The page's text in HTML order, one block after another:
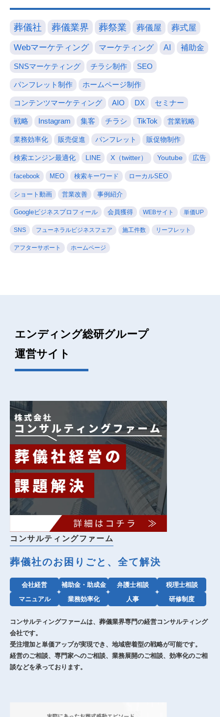
葬儀社 葬儀業界 葬祭業 葬儀屋 葬式屋
Webマーケティング マーケティング AI 補助金
SNSマーケティング チラシ制作 SEO
パンフレット制作 ホームページ制作
コンテンツマーケティング AIO DX セミナー
戦略 Instagram 集客 チラシ TikTok 営業戦略
業務効率化 販売促進 パンフレット 販促物制作
検索エンジン最適化 LINE X（twitter） Youtube 広告
facebook MEO 検索キーワード ローカルSEO
ショート動画 営業改善 事例紹介
Googleビジネスプロフィール 会員獲得 WEBサイト 単価UP
SNS フューネラルビジネスフェア 施工件数 リーフレット
アフターサポート ホームページ
エンディング総研グループ
運営サイト
コンサルティングファーム
葬儀社のお困りごと、全て解決
会社経営 補助金・助成金 弁護士相談
税理士相談
マニュアル
業務効率化 人事 研修制度
コンサルティングファームは、葬儀業界専門の経営コンサルティング
会社です。
受注増加と単価アップが実現でき、地域密着型の戦略が可能です。
経営のご相談、専門家へのご相談、業務展開のご相談、効率化のご相
談などを承っております。